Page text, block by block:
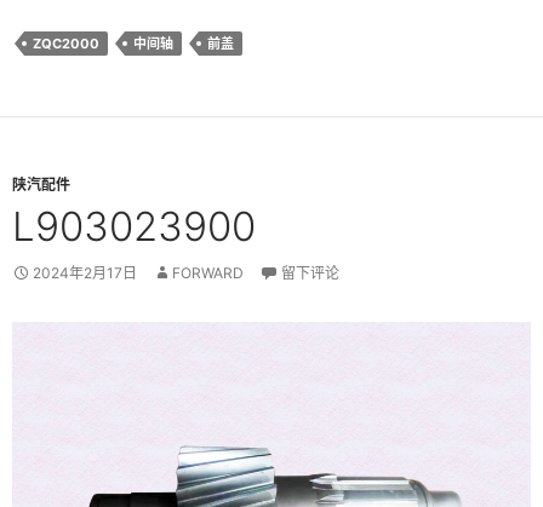
ZQC2000 中间轴 前盖
陕汽配件
L903023900
2024年2月17日 FORWARD 留下评论